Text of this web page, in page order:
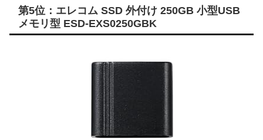
第5位：エレコム SSD 外付け 250GB 小型USB
メモリ型 ESD-EXS0250GBK